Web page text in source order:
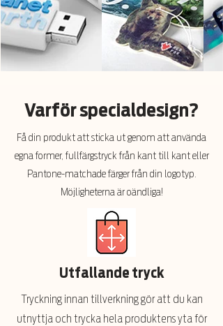
Varför specialdesign?
Få din produkt att sticka ut genom att använda
egna former, fullfärgstryck från kant till kant eller
Pantone-matchade färger från din logotyp.
Möjligheterna är oändliga!
Utfallande tryck
Tryckning innan tillverkning gör att du kan
utnyttja och trycka hela produktens yta för